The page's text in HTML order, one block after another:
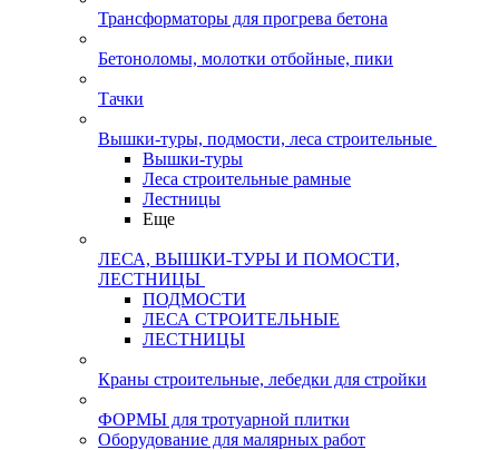
Трансформаторы для прогрева бетона
Бетоноломы, молотки отбойные, пики
Тачки
Вышки-туры, подмости, леса строительные
Вышки-туры
Леса строительные рамные
Лестницы
Еще
ЛЕСА, ВЫШКИ-ТУРЫ И ПОМОСТИ,
ЛЕСТНИЦЫ
ПОДМОСТИ
ЛЕСА СТРОИТЕЛЬНЫЕ
ЛЕСТНИЦЫ
Краны строительные, лебедки для стройки
ФОРМЫ для тротуарной плитки
Оборудование для малярных работ